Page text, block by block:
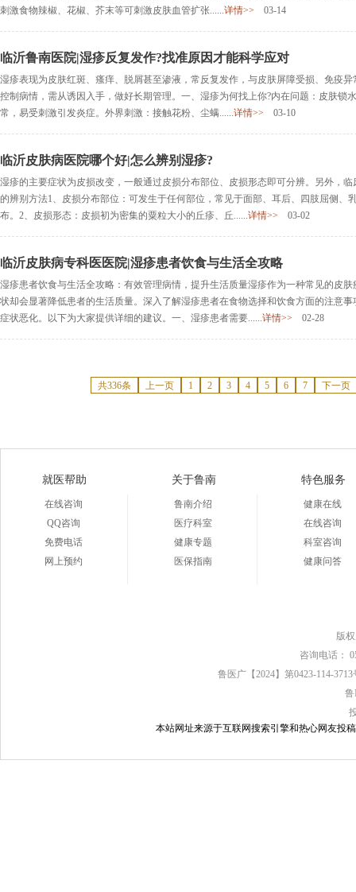
刺激食物辣椒、花椒、芥末等可刺激皮肤血管扩张......详情>> 03-14
临沂鲁南医院|湿疹反复发作?找准原因才能科学应对
湿疹表现为皮肤红斑、瘙痒、脱屑甚至渗液，常反复发作，与皮肤屏障受损、免疫
控制病情，需从诱因入手，做好长期管理。一、湿疹为何找上你?内在问题：皮肤锁
常，易受刺激引发炎症。外界刺激：接触花粉、尘螨......详情>> 03-10
临沂皮肤病医院哪个好|怎么辨别湿疹?
湿疹的主要症状为皮损改变，一般通过皮损分布部位、皮损形态即可分辨。另外，
的辨别方法1、皮损分布部位：可发生于任何部位，常见于面部、耳后、四肢屈侧、
布。2、皮损形态：皮损初为密集的粟粒大小的丘疹、丘......详情>> 03-02
临沂皮肤病专科医医院|湿疹患者饮食与生活全攻略
湿疹患者饮食与生活全攻略：有效管理病情，提升生活质量湿疹作为一种常见的皮
状却会显著降低患者的生活质量。深入了解湿疹患者在食物选择和饮食方面的注意
症状恶化。以下为大家提供详细的建议。一、湿疹患者需要......详情>> 02-28
共336条 上一页 1 2 3 4 5 6 7 下一页
就医帮助
在线咨询
QQ咨询
免费电话
网上预约
关于鲁南
鲁南介绍
医疗科室
健康专题
医保指南
特色服务
健康在线
在线咨询
科室咨询
健康问答
版
咨询电话：
鲁医广【2024】第0423-114-
鲁
本站网址来源于互联网搜索引擎和热心网友投